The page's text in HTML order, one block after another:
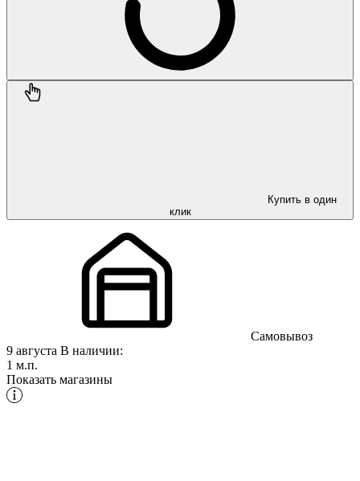
Купить в один
клик
Самовывоз
9 августа В наличии:
1 м.п.
Показать магазины